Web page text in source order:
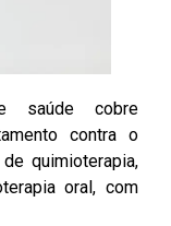
saúde cobre
contra o
quimioterapia,
oral, com